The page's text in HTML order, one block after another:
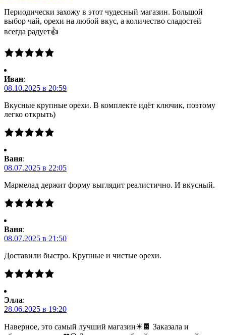
Периодически захожу в этот чудесный магазин. Большой
выбор чай, орехи на любой вкус, а количество сладостей
всегда радует👍
Иван:
08.10.2025 в 20:59
Вкусные крупные орехи. В комплекте идёт ключик, поэтому
легко открыть)
Ваня:
08.07.2025 в 22:05
Мармелад держит форму выглядит реалистично. И вкусный.
Ваня:
08.07.2025 в 21:50
Доставили быстро. Крупные и чистые орехи.
Элла:
28.06.2025 в 19:20
Наверное, это самый лучший магазин☀🍫 Заказала и